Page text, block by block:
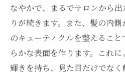
なやかで、まるでサロンから
りが続きます。また、髪の内
のキューティクルを整えるこ
らかな表面を作ります。これ
輝きを持ち、見た目だけでな